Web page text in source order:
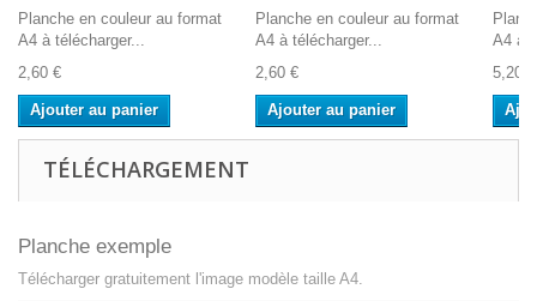
Planche en couleur au format
A4 à télécharger...
2,60 €
Ajouter au panier
Planche en couleur au format
A4 à télécharger...
2,60 €
Ajouter au panier
A4 à
5,20 €
TÉLÉCHARGEMENT
Planche exemple
Télécharger gratuitement l'image modèle taille A4.